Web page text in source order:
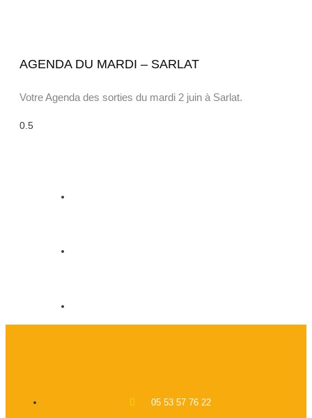
AGENDA DU MARDI – SARLAT
Votre Agenda des sorties du mardi 2 juin à Sarlat.
05 53 57 76 22